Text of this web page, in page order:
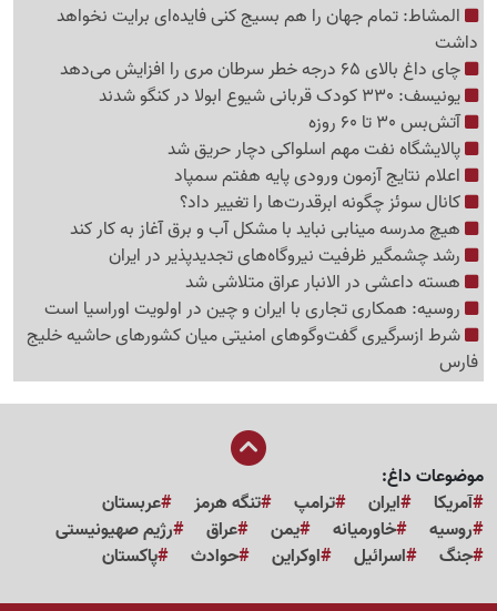
المشاط: تمام جهان را هم بسیج کنی فایده‌ای برایت نخواهد
داشت
چای داغ بالای 65 درجه خطر سرطان مری را افزایش می‌دهد
یونیسف: 330 کودک قربانی شیوع ابولا در کنگو شدند
آتش‌بس 30 تا 60 روزه
پالایشگاه نفت مهم اسلواکی دچار حریق شد
اعلام نتایج آزمون ورودی پایه هفتم سمپاد
کانال سوئز چگونه ابرقدرت‌ها را تغییر داد؟
هیچ مدرسه مینابی نباید با مشکل آب و برق آغاز به کار کند
رشد چشمگیر ظرفیت نیروگاه‌های تجدیدپذیر در ایران
هسته داعشی در الانبار عراق متلاشی شد
روسیه: همکاری تجاری با ایران و چین در اولویت اوراسیا است
شرط ازسرگیری گفت‌وگوهای امنیتی میان کشورهای حاشیه خلیج
فارس
موضوعات داغ:
آمریکا
ایران ترامپ تنگه هرمز
عربستان
روسیه
خاورمیانه یمن عراق
رژیم صهیونیستی
جنگ
اسرائیل اوکراین حوادث پاکستان